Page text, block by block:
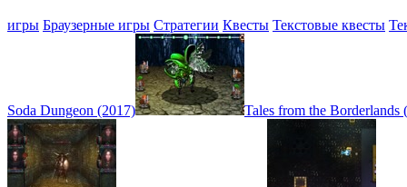
игры Браузерные игры Стратегии Квесты Текстовые квесты
Soda Dungeon (2017) Tales from the Borderlands